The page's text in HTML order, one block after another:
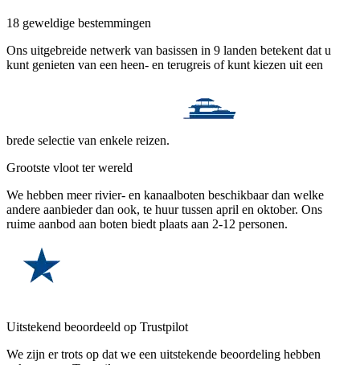
18 geweldige bestemmingen
Ons uitgebreide netwerk van basissen in 9 landen betekent dat u
kunt genieten van een heen- en terugreis of kunt kiezen uit een
brede selectie van enkele reizen.
Grootste vloot ter wereld
We hebben meer rivier- en kanaalboten beschikbaar dan welke
andere aanbieder dan ook, te huur tussen april en oktober. Ons
ruime aanbod aan boten biedt plaats aan 2-12 personen.
Uitstekend beoordeeld op Trustpilot
We zijn er trots op dat we een uitstekende beoordeling hebben